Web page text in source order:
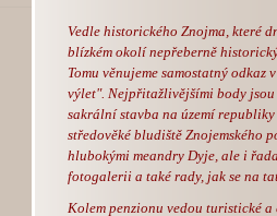
Vedle historického Znojma, které
blízkém okolí nepřeberně
Tomu věnujeme samostatný
výlet". Nejpřitažlivějšími body
sakrální stavba na území
středověké bludiště Znojemského
hlubokými meandry Dyje, ale i
fotogalerii a také rady, jak se na
Kolem penzionu vedou turistické a